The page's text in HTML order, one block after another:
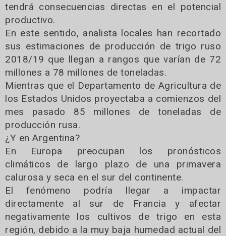
tendrá consecuencias directas en el potencial
productivo.
En este sentido, analista locales han recortado
sus estimaciones de producción de trigo ruso
2018/19 que llegan a rangos que varían de 72
millones a 78 millones de toneladas.
Mientras que el Departamento de Agricultura de
los Estados Unidos proyectaba a comienzos del
mes pasado 85 millones de toneladas de
producción rusa.
¿Y en Argentina?
En Europa preocupan los pronósticos
climáticos de largo plazo de una primavera
calurosa y seca en el sur del continente.
El fenómeno podría llegar a impactar
directamente al sur de Francia y afectar
negativamente los cultivos de trigo en esta
región, debido a la muy baja humedad actual del